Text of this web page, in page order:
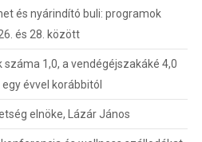
és nyárindító buli: programok
és 28. között
száma 1,0, a vendégéjszakáké 4,0
évvel korábbitól
elnöke, Lázár János